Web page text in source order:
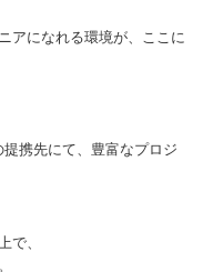
アになれる環境が、ここに
携先にて、豊富なプロジ
で、